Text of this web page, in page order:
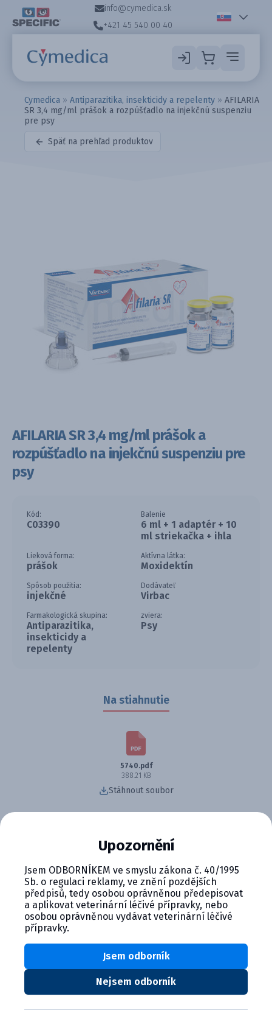
info@cymedica.sk
+421 45 540 00 40
Cymedica » Antiparazitika, insekticidy a repelenty » AFILARIA
SR 3,4 mg/ml prášok a rozpúšťadlo na injekčnú suspenziu
pre psy
Späť na prehľad produktov
AFILARIA SR 3,4 mg/ml prášok a
rozpúšťadlo na injekčnú suspenziu pre
psy
Kód:
C03390
Balenie
6 ml + 1 adaptér + 10
ml striekačka + ihla
Lieková forma:
prášok
Aktívna látka:
Moxidektín
Spôsob použitia:
injekčné
Dodávateľ
Virbac
Farmakologická skupina:
Antiparazitika,
insekticidy a
repelenty
zviera:
Psy
Na stiahnutie
5740.pdf
388.21 KB
Stáhnout soubor
prevencii srdcovej dirofilariózy a kožných lézií
spôsobených larvami Dirofilaria. Chráni pred infekciami
spôsobenými črevnými nematódami. Ideálna voľba pre
dlhodobú ochranu vášho psa pred nebezpečnými
parazitmi.
CYMEDICA PLUS: VERNOSŤ, KTORÁ
Upozornění
Jsem ODBORNÍKEM ve smyslu zákona č. 40/1995
Sb. o regulaci reklamy, ve znění pozdějších
předpisů, tedy osobou oprávněnou předepisovat
a aplikovat veterinární léčivé přípravky, nebo
osobou oprávněnou vydávat veterinární léčivé
přípravky.
Nejsem odborník
Jsem odborník